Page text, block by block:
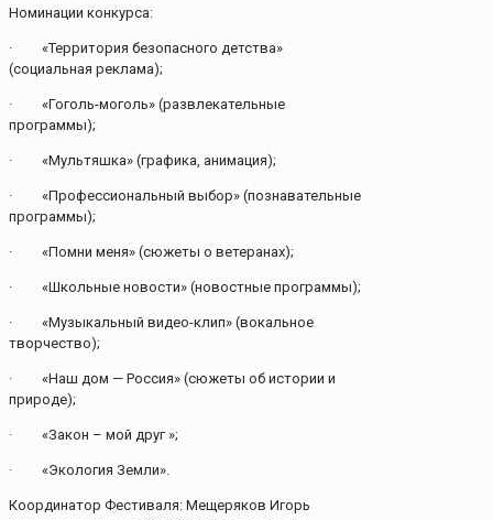
Номинации конкурса:
· «Территория безопасного детства»
(социальная реклама);
· «Гоголь-моголь» (развлекательные
программы);
· «Мультяшка» (графика, анимация);
· «Профессиональный выбор» (познавательные
программы);
· «Помни меня» (сюжеты о ветеранах);
· «Школьные новости» (новостные программы);
· «Музыкальный видео-клип» (вокальное
творчество);
· «Наш дом — Россия» (сюжеты об истории и
природе);
· «Закон – мой друг »;
· «Экология Земли».
Координатор Фестиваля: Мещеряков Игорь